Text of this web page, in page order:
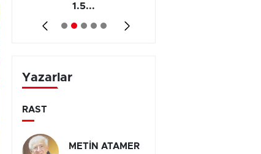
1.5...
Yazarlar
RAST
METİN ATAMER